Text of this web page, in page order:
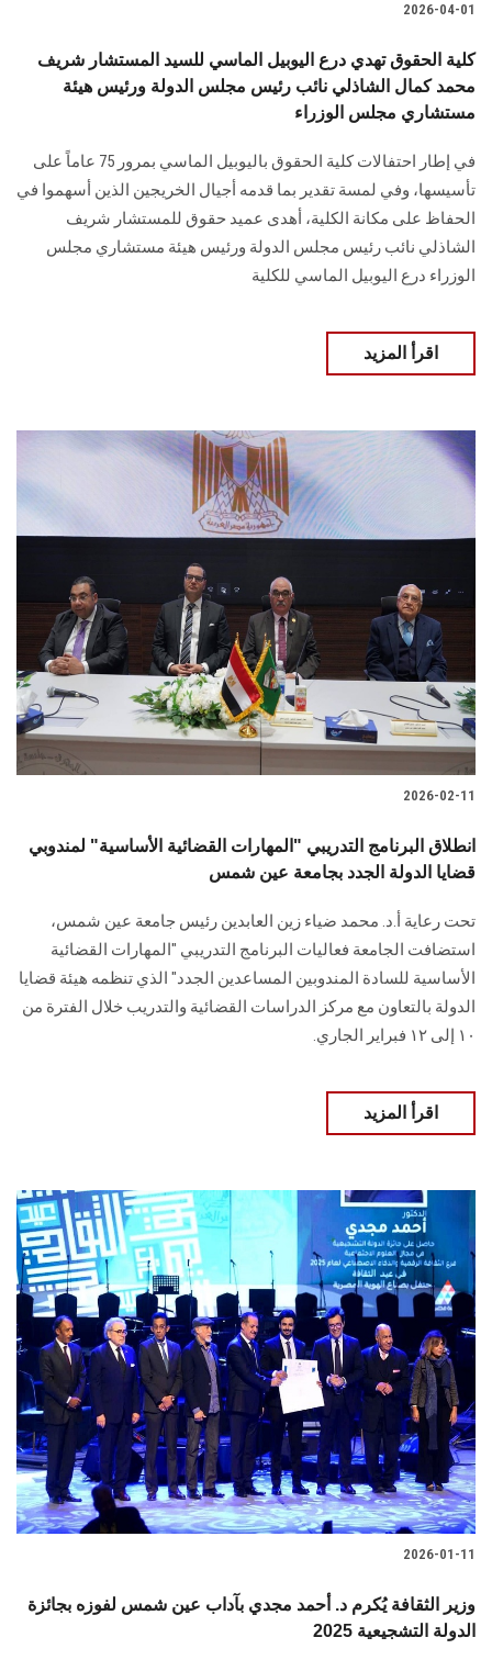
2026-04-01
كلية الحقوق تهدي درع اليوبيل الماسي للسيد المستشار شريف
محمد كمال الشاذلي نائب رئيس مجلس الدولة ورئيس هيئة
مستشاري مجلس الوزراء
في إطار احتفالات كلية الحقوق باليوبيل الماسي بمرور 75 عاماً على
تأسيسها، وفي لمسة تقدير بما قدمه أجيال الخريجين الذين أسهموا في
الحفاظ على مكانة الكلية، أهدى عميد حقوق للمستشار شريف
الشاذلي نائب رئيس مجلس الدولة ورئيس هيئة مستشاري مجلس
الوزراء درع اليوبيل الماسي للكلية
اقرأ المزيد
2026-02-11
انطلاق البرنامج التدريبي "المهارات القضائية الأساسية" لمندوبي
قضايا الدولة الجدد بجامعة عين شمس
تحت رعاية أ.د. محمد ضياء زين العابدين رئيس جامعة عين شمس،
استضافت الجامعة فعاليات البرنامج التدريبي "المهارات القضائية
الأساسية للسادة المندوبين المساعدين الجدد" الذي تنظمه هيئة قضايا
الدولة بالتعاون مع مركز الدراسات القضائية والتدريب خلال الفترة من
١٠ إلى ١٢ فبراير الجاري.
اقرأ المزيد
2026-01-11
وزير الثقافة يُكرم د. أحمد مجدي بآداب عين شمس لفوزه بجائزة
الدولة التشجيعية 2025